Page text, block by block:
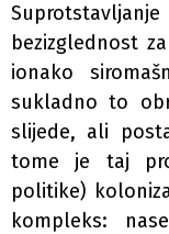
bezizglednost
ionako
sukladno to
slijede, ali
tome je taj
politike)
kompleks: